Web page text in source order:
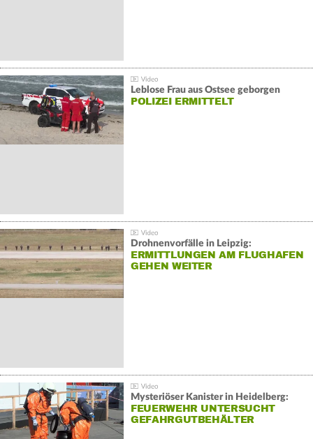
Leblose Frau aus Ostsee geborgen
POLIZEI ERMITTELT
Drohnenvorfälle in Leipzig:
ERMITTLUNGEN AM FLUGHAFEN
GEHEN WEITER
Mysteriöser Kanister in Heidelberg:
FEUERWEHR UNTERSUCHT
GEFAHRGUTBEHÄLTER